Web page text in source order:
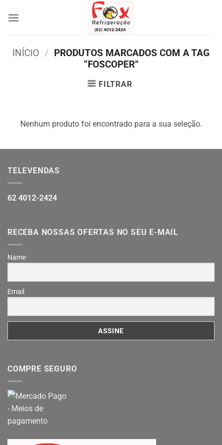
INÍCIO / PRODUTOS MARCADOS COM A TAG
“FOSCOPER”
FILTRAR
Nenhum produto foi encontrado para a sua seleção.
TELEVENDAS
62 4012-2424
RECEBA NOSSAS OFERTAS NO SEU E-MAIL
Name
Email
COMPRE SEGURO